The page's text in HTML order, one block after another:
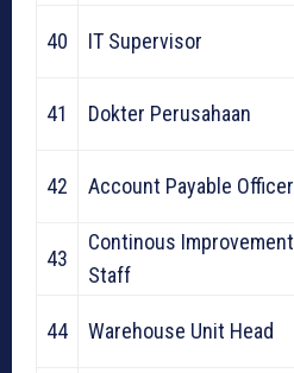
40 IT Supervisor
41 Dokter Perusahaan
42 Account Payable Officer
43
Continous Improvement
Staff
44 Warehouse Unit Head